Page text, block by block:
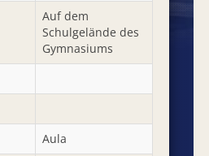
Auf dem
Schulgelände des
Gymnasiums
Aula